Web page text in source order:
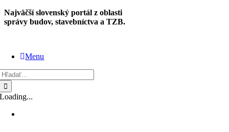
Skip
to
Najväčší slovenský portál z oblasti
správy budov, stavebníctva a TZB.
Menu
Loading...